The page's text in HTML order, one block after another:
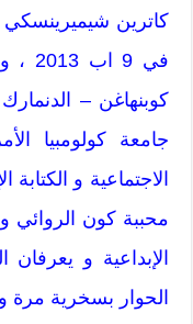
في
كوبنهاغن –
جامعة كولومبيا
الاجتماعية و
محببة كون الروائي
الإبداعية و يعرفان
الحوار بسخرية مرة